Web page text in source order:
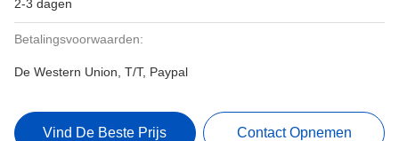
2-3 dagen
Betalingsvoorwaarden:
De Western Union, T/T, Paypal
Vind De Beste Prijs Contact Opnemen